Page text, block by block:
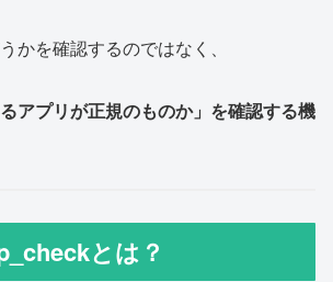
かを確認するのではなく、
アプリが正規のものか」を確認する機
とは？